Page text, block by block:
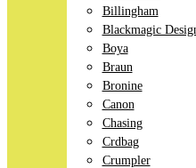
Billingham
Blackmagic
Boya
Braun
Bronine
Canon
Chasing
Crdbag
Crumpler